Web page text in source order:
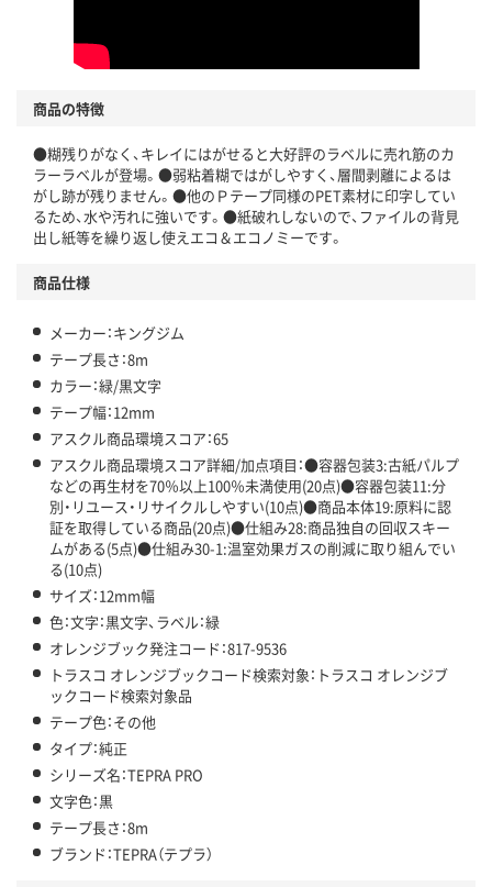
商品の特徴
●糊残りがなく、キレイにはがせると大好評のラベルに売れ筋のカ
ラーラベルが登場。●弱粘着糊ではがしやすく、層間剥離によるは
がし跡が残りません。●他のＰテープ同様のPET素材に印字してい
るため、水や汚れに強いです。●紙破れしないので、ファイルの背見
出し紙等を繰り返し使えエコ＆エコノミーです。
商品仕様
メーカー：キングジム
テープ長さ：8m
カラー：緑/黒文字
テープ幅：12mm
アスクル商品環境スコア：65
アスクル商品環境スコア詳細/加点項目：●容器包装3:古紙パルプ
などの再生材を70％以上100％未満使用(20点)●容器包装11:分
別・リユース・リサイクルしやすい(10点)●商品本体19:原料に認
証を取得している商品(20点)●仕組み28:商品独自の回収スキー
ムがある(5点)●仕組み30-1:温室効果ガスの削減に取り組んでい
る(10点)
サイズ：12mm幅
色：文字：黒文字、ラベル：緑
オレンジブック発注コード：817-9536
トラスコ オレンジブックコード検索対象：トラスコ オレンジブ
ックコード検索対象品
テープ色：その他
タイプ：純正
シリーズ名：TEPRA PRO
文字色：黒
テープ長さ：8m
ブランド：TEPRA（テプラ）